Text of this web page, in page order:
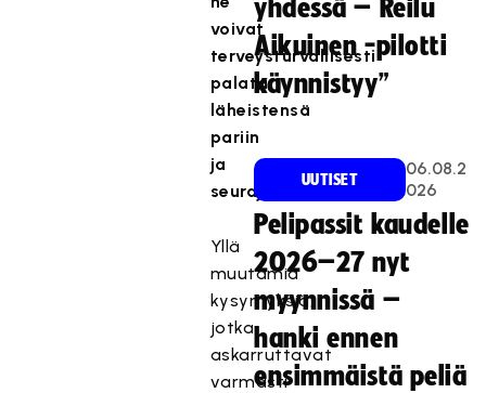
voivat
terveysturvallisesti
palata
läheistensä
pariin
ja
seurajoukkueisiinsa?
Yllä
muutamia
kysymyksiä,
jotka
askarruttavat
varmasti
yhdessä – Reilu
Aikuinen -pilotti
käynnistyy”
UUTISET
06.08.2
026
Pelipassit kaudelle
2026–27 nyt
myynnissä –
hanki ennen
ensimmäistä peliä